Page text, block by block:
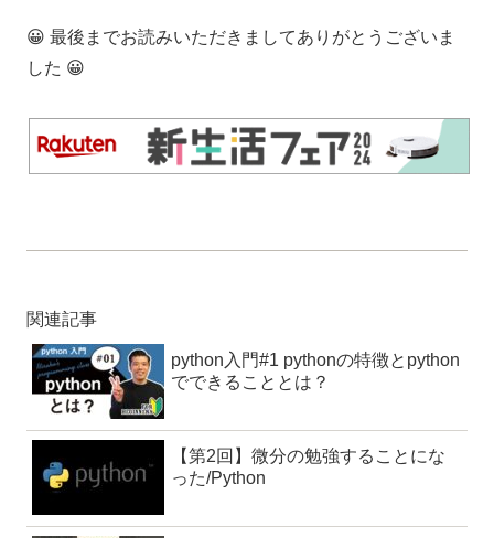
😀 最後までお読みいただきましてありがとうございま
した 😀
関連記事
python入門#1 pythonの特徴とpython
でできることとは？
【第2回】微分の勉強することにな
った/Python